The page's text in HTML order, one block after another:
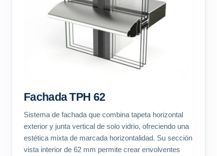
Fachada TPH 62
Sistema de fachada que combina tapeta horizontal
exterior y junta vertical de solo vidrio, ofreciendo una
estética mixta de marcada horizontalidad. Su sección
vista interior de 62 mm permite crear envolventes